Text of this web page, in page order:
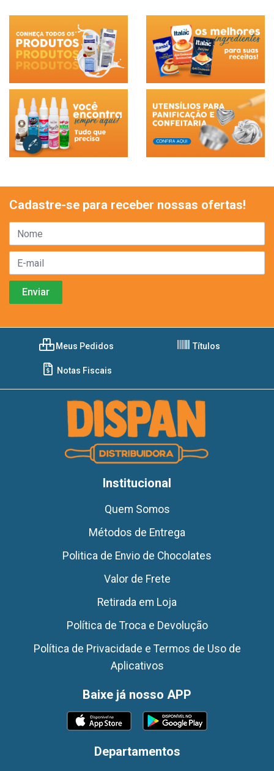
Cadastre-se para receber nossas ofertas!
Meus Pedidos Títulos
Notas Fiscais
Institucional
Quem Somos
Métodos de Entrega
Politica de Envio de Chocolates
Valor de Frete
Retirada em Loja
Política de Troca e Devolução
Política de Privacidade e Termos de Uso de
Aplicativos
Baixe já nosso APP
Departamentos